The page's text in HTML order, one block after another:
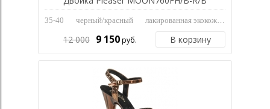
35-40 черный/красный лакированная экокожа
12 000 9 150руб. В корзину